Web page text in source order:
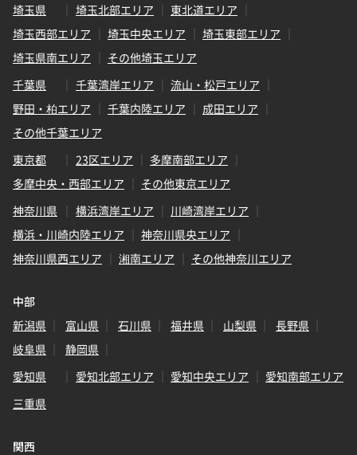
埼玉県
埼玉北部エリア
東北道エリア
埼玉西部エリア
埼玉中央エリア
埼玉東部エリア
埼玉県南エリア
その他埼玉エリア
千葉県
千葉湾岸エリア
流山・松戸エリア
野田・柏エリア
千葉内陸エリア
成田エリア
その他千葉エリア
東京都
23区エリア
多摩南部エリア
多摩中央・西部エリア
その他東京エリア
神奈川県
横浜湾岸エリア
川崎湾岸エリア
横浜・川崎内陸エリア
神奈川県央エリア
神奈川県西エリア
湘南エリア その他神奈川エリア
中部
新潟県
富山県 石川県 福井県 山梨県
長野県
岐阜県
静岡県
愛知県
愛知北部エリア 愛知中央エリア
愛知南部エリア
三重県
関西